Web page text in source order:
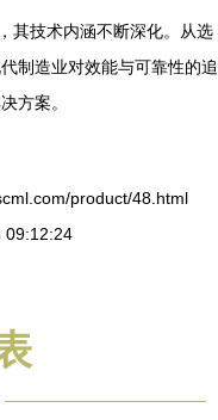
其技术内涵不断深化。从选
制造业对效能与可靠性的追
方案。
product/48.html
09:12:24